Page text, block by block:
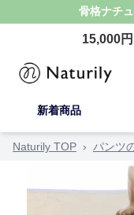
骨格ナチ
15,000
新着商品
Naturily TOP › パンツ